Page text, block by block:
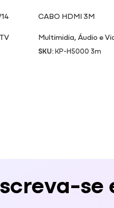
TV
CABO HDMI 3M
Multimidia,Áudio e
SKU:KP-H5000 3m
se